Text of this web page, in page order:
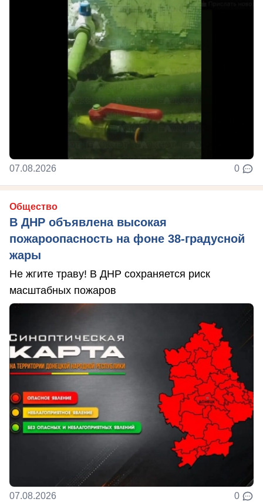
07.08.2026 0
Общество
В ДНР объявлена высокая
пожароопасность на фоне 38-градусной
жары
Не жгите траву! В ДНР сохраняется риск
масштабных пожаров
07.08.2026 0